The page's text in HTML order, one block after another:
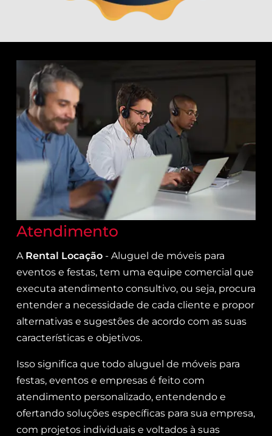
Atendimento
A Rental Locação - Aluguel de móveis para
eventos e festas, tem uma equipe comercial que
executa atendimento consultivo, ou seja, procura
entender a necessidade de cada cliente e propor
alternativas e sugestões de acordo com as suas
características e objetivos.
Isso significa que todo aluguel de móveis para
festas, eventos e empresas é feito com
atendimento personalizado, entendendo e
ofertando soluções específicas para sua empresa,
com projetos individuais e voltados à suas